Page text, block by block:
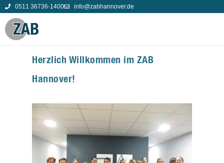
0511 36736-1400 info@zabhannover.de
Herzlich Willkommen im ZAB
Hannover!